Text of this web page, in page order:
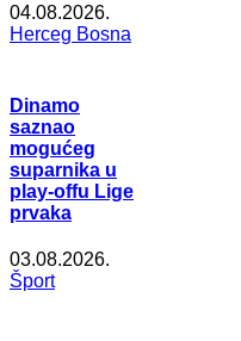
04.08.2026.
Herceg Bosna
Dinamo
saznao
mogućeg
suparnika u
play-offu Lige
prvaka
03.08.2026.
Šport